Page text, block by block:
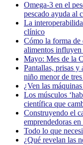
Omega-3 en el
pescado ayuda al
La
clínico
Cómo la forma de
alimentos
Mayo: Mes de la
Pantallas, prisas y
niño menor de
¿Ven las
Los músculos
científica que
Construyendo el
emprendedoras
Todo lo que
¿Qué revelan las